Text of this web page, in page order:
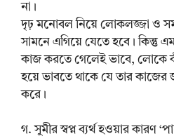
না।
দৃঢ় মনোবল নিয়ে লোকলজ্জা ও
সামনে এগিয়ে যেতে হবে। কিন্তু
কাজ করতে গেলেই ভাবে, লোকে কী
হয়ে ভাবতে থাকে যে তার কাজের
করে।
গ. সুমীর স্বপ্ন ব্যর্থ হওয়ার কারণ